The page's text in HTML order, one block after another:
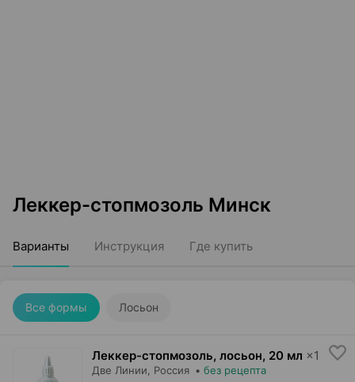
Леккер-стопмозоль Минск
Варианты Инструкция Где купить
Все формы Лосьон
Леккер-стопмозоль, лосьон, 20 мл ×1
Две Линии , Россия • без рецепта